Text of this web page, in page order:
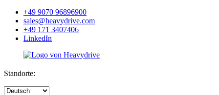
+49 9070 96896900
sales@heavydrive.com
+49 171 3407406
LinkedIn
Standorte: